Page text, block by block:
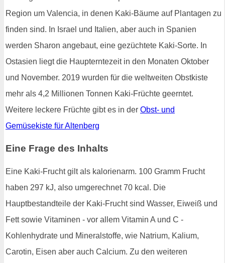
Region um Valencia, in denen Kaki-Bäume auf Plantagen zu
finden sind. In Israel und Italien, aber auch in Spanien
werden Sharon angebaut, eine gezüchtete Kaki-Sorte. In
Ostasien liegt die Haupterntezeit in den Monaten Oktober
und November. 2019 wurden für die weltweiten Obstkiste
mehr als 4,2 Millionen Tonnen Kaki-Früchte geerntet.
Weitere leckere Früchte gibt es in der Obst- und
Gemüsekiste für Altenberg
Eine Frage des Inhalts
Eine Kaki-Frucht gilt als kalorienarm. 100 Gramm Frucht
haben 297 kJ, also umgerechnet 70 kcal. Die
Hauptbestandteile der Kaki-Frucht sind Wasser, Eiweiß und
Fett sowie Vitaminen - vor allem Vitamin A und C -
Kohlenhydrate und Mineralstoffe, wie Natrium, Kalium,
Carotin, Eisen aber auch Calcium. Zu den weiteren